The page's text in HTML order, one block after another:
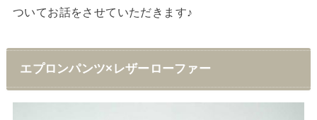
ついてお話をさせていただきます♪
エプロンパンツ×レザーローファー